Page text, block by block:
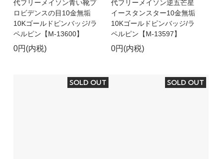
代フリーメイソン青い靴プ
ロビデンスの目10金無垢
10Kゴールドピンバッジ/ラ
ペルピン【M-13600】
0円(内税)
代フリーメイソン逆五芒星
イースタンスター10金無垢
10Kゴールドピンバッジ/ラ
ペルピン【M-13597】
0円(内税)
SOLD OUT SOLD OUT